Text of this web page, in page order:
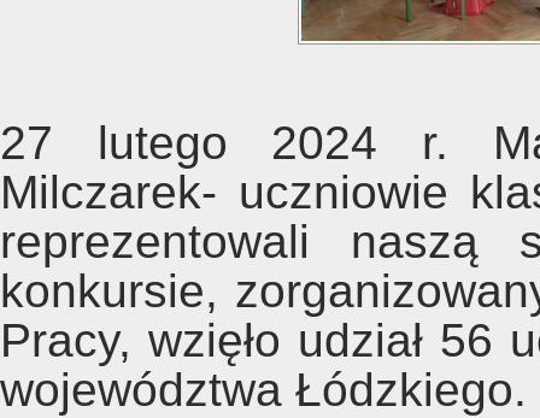
27 lutego 2024 r.
Milczarek- uczniowie
reprezentowali naszą
konkursie,
Pracy, wzięło udział 56
województwa Łódzkiego.